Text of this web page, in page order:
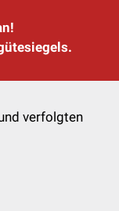
verfolgten